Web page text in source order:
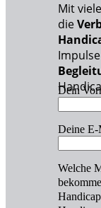
Mit
die
Dein
Deine E-
Welche